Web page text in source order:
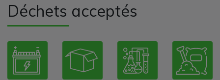
Déchets acceptés